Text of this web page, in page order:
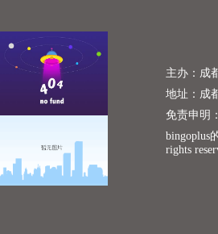
主办：成
地址：成
免责申明
bingoplus
rights